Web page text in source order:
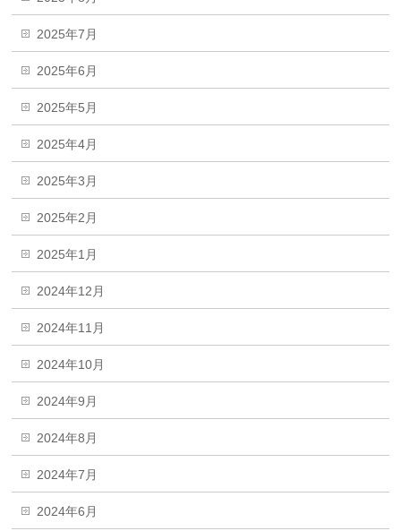
2025年7月
2025年6月
2025年5月
2025年4月
2025年3月
2025年2月
2025年1月
2024年12月
2024年11月
2024年10月
2024年9月
2024年8月
2024年7月
2024年6月